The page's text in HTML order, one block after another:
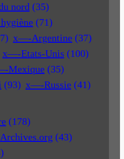
nord (35)
(71)
x—-Argentine (37)
x—-Etats-Unis (100)
Mexique (35)
(93) x—-Russie (41)
(178)
Archives.org (43)